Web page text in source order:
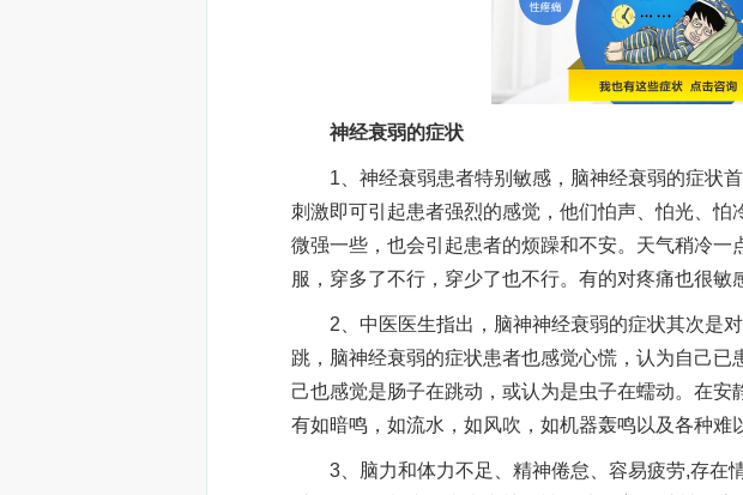
神经衰弱的症状
1、神经衰弱患者特别敏感，脑神经衰弱的症状首
刺激即可引起患者强烈的感觉，他们怕声、怕光、
微强一些，也会引起患者的烦躁和不安。天气稍冷
服，穿多了不行，穿少了也不行。有的对疼痛也很敏
2、中医医生指出，脑神神经衰弱的症状其次是对
跳，脑神经衰弱的症状患者也感觉心慌，认为自己已
己也感觉是肠子在跳动，或认为是虫子在蠕动。在
有如暗鸣，如流水，如风吹，如机器轰鸣以及各种难
3、脑力和体力不足、精神倦怠、容易疲劳,存在